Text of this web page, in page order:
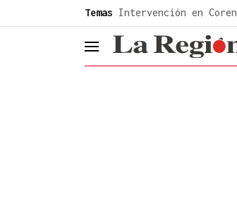
Temas Intervención en Coren
header.menu.open